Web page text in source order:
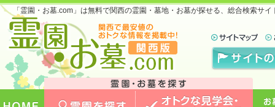
「霊園・お墓.com」は無料で関西の霊園・墓地・お墓が探せる、総合検索サ
お墓のことなら霊園・お墓.com 関西版 関西で
最安値のおトクな情報を掲載中！